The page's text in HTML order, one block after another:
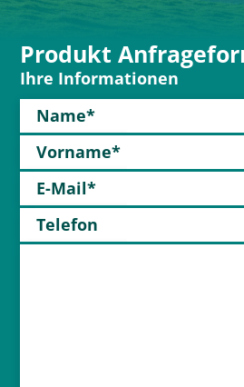
Produkt
Ihre Informationen
Name*
Vorname*
E-Mail*
Telefon